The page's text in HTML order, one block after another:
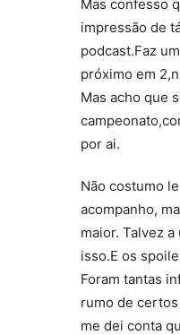
Mas confesso
impressão de
podcast.Faz
próximo em
Mas acho que
por ai.
Não costumo
acompanho,
maior. Talvez
isso.E os
Foram tantas
rumo de
me dei conta